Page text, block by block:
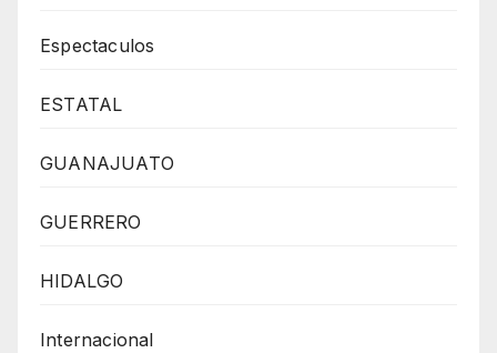
Espectaculos
ESTATAL
GUANAJUATO
GUERRERO
HIDALGO
Internacional